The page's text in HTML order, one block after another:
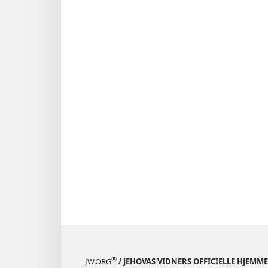
JW.ORG® / JEHOVAS VIDNERS OFFICIELLE